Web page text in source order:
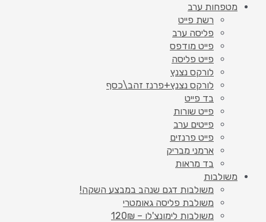
מטפחות ערב
רשת פייט
פליסה ערב
פייט מודפס
פייט פליסה
לורקס נצנץ
לורקס נצנץ+פרנז זהב\כסף
בד פייט
פייט שורות
פייטים ערב
פייט פרנזים
ארמני מבריק
בד מראות
משולבות
משולבות דגם שנהב במבצע השקה!
משולבת פליסה גאומטרי
משולבות לימונצ'לו – 120₪